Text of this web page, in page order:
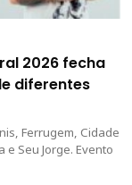
2026 fecha
diferentes
Ferrugem, Cidade
e Seu Jorge. Evento